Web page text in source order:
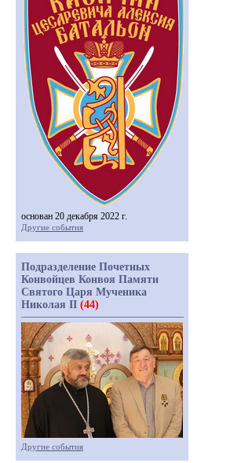
основан 20 декабря 2022 г.
Другие события
Подразделение Почетных
Конвойцев Конвоя Памяти
Святого Царя Мученика
Николая II (44)
Другие события